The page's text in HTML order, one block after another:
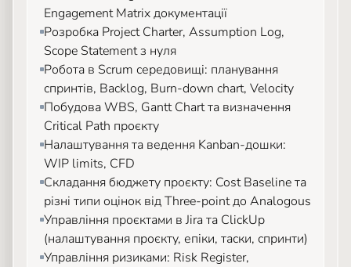
Engagement Matrix документації
Розробка Project Charter, Assumption Log,
Scope Statement з нуля
Робота в Scrum середовищі: планування
спринтів, Backlog, Burn-down chart, Velocity
Побудова WBS, Gantt Chart та визначення
Critical Path проєкту
Налаштування та ведення Kanban-дошки:
WIP limits, CFD
Складання бюджету проєкту: Cost Baseline та
різні типи оцінок від Three-point до Analogous
Управління проєктами в Jira та ClickUp
(налаштування проєкту, епіки, таски, спринти)
Управління ризиками: Risk Register,